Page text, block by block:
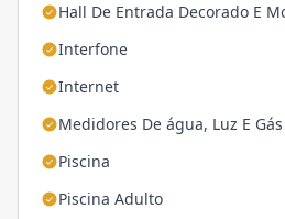
Hall De Entrada Decorado E
Interfone
Internet
Medidores De água, Luz E
Piscina
Piscina Adulto